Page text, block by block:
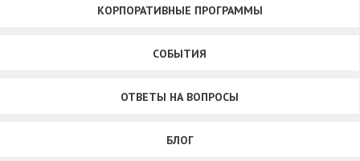
КОРПОРАТИВНЫЕ ПРОГРАММЫ
СОБЫТИЯ
ОТВЕТЫ НА ВОПРОСЫ
БЛОГ